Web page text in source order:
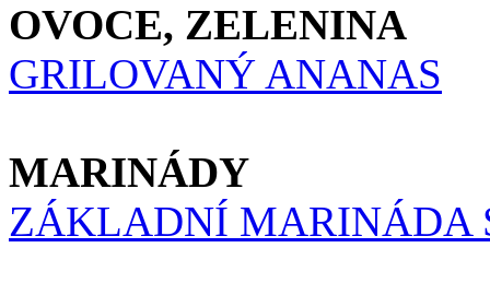
OVOCE, ZELENINA
GRILOVANÝ ANANAS
MARINÁDY
ZÁKLADNÍ MARINÁDA